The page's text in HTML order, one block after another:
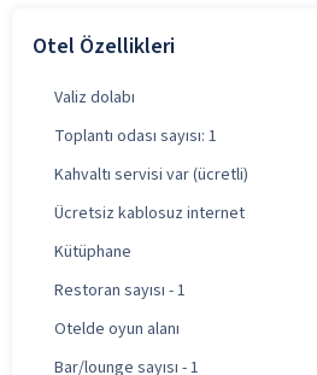
Otel Özellikleri
Valiz dolabı
Toplantı odası sayısı: 1
Kahvaltı servisi var (ücretli)
Ücretsiz kablosuz internet
Kütüphane
Restoran sayısı - 1
Otelde oyun alanı
Bar/lounge sayısı - 1